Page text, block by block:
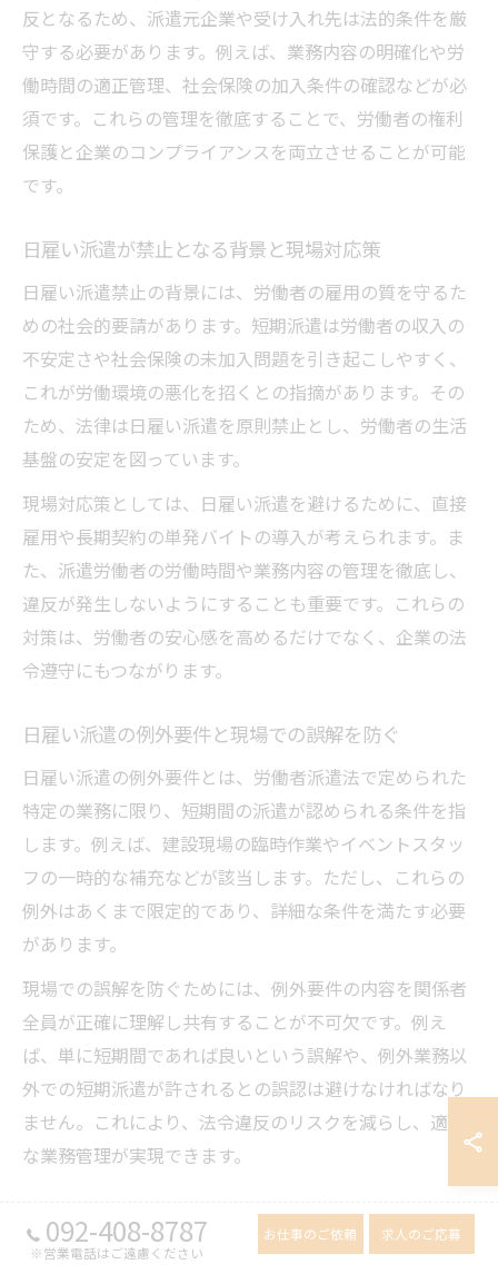
反となるため、派遣元企業や受け入れ先は法的条件を厳
守する必要があります。例えば、業務内容の明確化や労
働時間の適正管理、社会保険の加入条件の確認などが必
須です。これらの管理を徹底することで、労働者の権利
保護と企業のコンプライアンスを両立させることが可能
です。
日雇い派遣が禁止となる背景と現場対応策
日雇い派遣禁止の背景には、労働者の雇用の質を守るた
めの社会的要請があります。短期派遣は労働者の収入の
不安定さや社会保険の未加入問題を引き起こしやすく、
これが労働環境の悪化を招くとの指摘があります。その
ため、法律は日雇い派遣を原則禁止とし、労働者の生活
基盤の安定を図っています。
現場対応策としては、日雇い派遣を避けるために、直接
雇用や長期契約の単発バイトの導入が考えられます。ま
た、派遣労働者の労働時間や業務内容の管理を徹底し、
違反が発生しないようにすることも重要です。これらの
対策は、労働者の安心感を高めるだけでなく、企業の法
令遵守にもつながります。
日雇い派遣の例外要件と現場での誤解を防ぐ
日雇い派遣の例外要件とは、労働者派遣法で定められた
特定の業務に限り、短期間の派遣が認められる条件を指
します。例えば、建設現場の臨時作業やイベントスタッ
フの一時的な補充などが該当します。ただし、これらの
例外はあくまで限定的であり、詳細な条件を満たす必要
があります。
現場での誤解を防ぐためには、例外要件の内容を関係者
全員が正確に理解し共有することが不可欠です。例え
ば、単に短期間であれば良いという誤解や、例外業務以
外での短期派遣が許されるとの誤認は避けなければなり
ません。これにより、法令違反のリスクを減らし、適切
な業務管理が実現できます。
日雇い派遣禁止例外の業務内容と管理の注意点
日雇い派遣禁止の例外として認められる業務内容には、
092-408-8787
※営業電話はご遠慮ください
お仕事のご依頼 求人のご応募